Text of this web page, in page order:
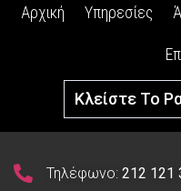
Αρχική Υπηρεσίες
Κλείστε Το
Τηλέφωνο:212 121